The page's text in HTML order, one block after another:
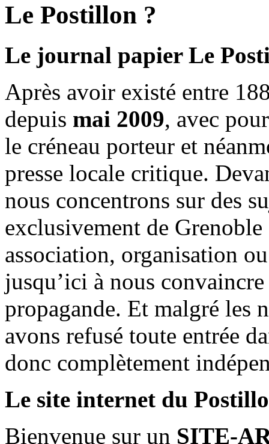
Le Postillon ?
Le journal papier Le
Après avoir existé entre
depuis mai 2009, avec
le créneau porteur et
presse locale critique.
nous concentrons sur des
exclusivement de
association, organisation
jusqu’ici à nous
propagande. Et malgré les
avons refusé toute entrée
donc complètement
Le site internet du
Bienvenue sur un SITE-